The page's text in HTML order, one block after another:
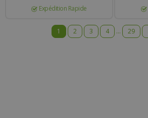
Expédition Rapide
1 2 3 4 ... 29